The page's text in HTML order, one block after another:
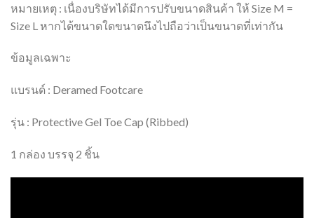
หมายเหตุ : เนื่องบริษัทได้มีการปรับขนาดสินค้า ให้ Size M =
Size L หากได้ขนาดใดขนาดนึงไปถือว่าเป็นขนาดที่เท่ากัน
ข้อมูลเฉพาะ
แบรนด์ : Deramed Footcare
รุ่น : Protective Gel Toe Cap (Ribbed)
1 กล่อง บรรจุ 2 ชิ้น